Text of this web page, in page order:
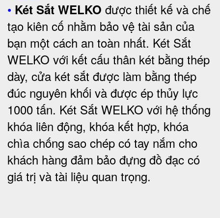
• Két Sắt WELKO được thiết kế và chế
tạo kiên cố nhằm bảo vệ tài sản của
bạn một cách an toàn nhất. Két Sắt
WELKO với kết cấu thân két bằng thép
dày, cửa két sắt được làm bằng thép
đúc nguyên khối và được ép thủy lực
1000 tấn. Két Sắt WELKO với hệ thống
khóa liên động, khóa kết hợp, khóa
chìa chống sao chép có tay nắm cho
khách hàng đảm bảo đựng đồ đạc có
giá trị và tài liệu quan trọng.